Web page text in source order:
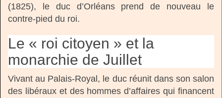
(1825), le duc d’Orléans prend de nouveau le
contre-pied du roi.
Le « roi citoyen » et la
monarchie de Juillet
Vivant au Palais-Royal, le duc réunit dans son salon
des libéraux et des hommes d’affaires qui financent